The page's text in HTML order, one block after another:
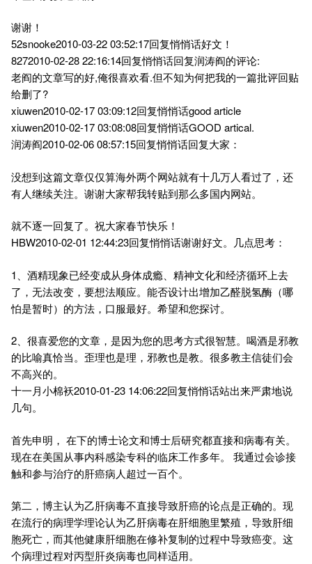
谢谢！
52snooke2010-03-22 03:52:17回复悄悄话好文！
8272010-02-28 22:16:14回复悄悄话回复润涛阎的评论:
老阎的文章写的好,俺很喜欢看.但不知为何把我的一篇批评回贴
给删了?
xiuwen2010-02-17 03:09:12回复悄悄话good article
xiuwen2010-02-17 03:08:08回复悄悄话GOOD artical.
润涛阎2010-02-06 08:57:15回复悄悄话回复大家：
没想到这篇文章仅仅算海外两个网站就有十几万人看过了，还
有人继续关注。谢谢大家帮我转贴到那么多国内网站。
就不逐一回复了。祝大家春节快乐！
HBW2010-02-01 12:44:23回复悄悄话谢谢好文。几点思考：
1、酒精现象已经变成从身体成瘾、精神文化和经济循环上去
了，无法改变，要想法顺应。能否设计出增加乙醛脱氢酶（哪
怕是暂时）的方法，口服最好。希望和您探讨。
2、很喜爱您的文章，是因为您的思考方式很智慧。喝酒是邪教
的比喻真恰当。歪理也是理，邪教也是教。很多教主信徒们会
不高兴的。
十一月小棉袄2010-01-23 14:06:22回复悄悄话站出来严肃地说
几句。
首先申明， 在下的博士论文和博士后研究都直接和病毒有关。
现在在美国从事内科感染专科的临床工作多年。 我通过会诊接
触和参与治疗的肝癌病人超过一百个。
第二，博主认为乙肝病毒不直接导致肝癌的论点是正确的。现
在流行的病理学理论认为乙肝病毒在肝细胞里繁殖，导致肝细
胞死亡，而其他健康肝细胞在修补复制的过程中导致癌变。这
个病理过程对丙型肝炎病毒也同样适用。